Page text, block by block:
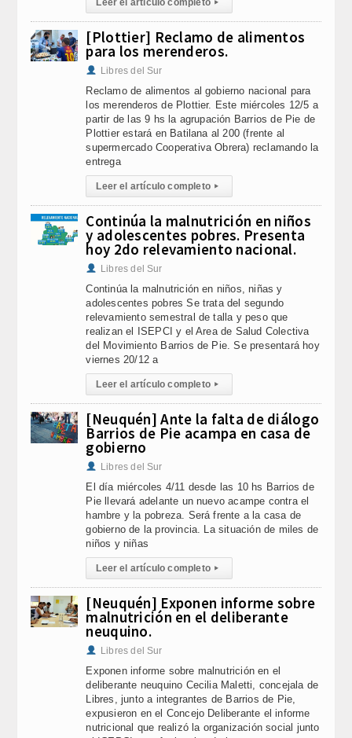
Leer el artículo completo ▸
[Plottier] Reclamo de alimentos
para los merenderos.
Libres del Sur
Reclamo de alimentos al gobierno nacional para
los merenderos de Plottier. Este miércoles 12/5 a
partir de las 9 hs la agrupación Barrios de Pie de
Plottier estará en Batilana al 200 (frente al
supermercado Cooperativa Obrera) reclamando la
entrega
Leer el artículo completo ▸
Continúa la malnutrición en niños
y adolescentes pobres. Presenta
hoy 2do relevamiento nacional.
Libres del Sur
Continúa la malnutrición en niños, niñas y
adolescentes pobres Se trata del segundo
relevamiento semestral de talla y peso que
realizan el ISEPCI y el Area de Salud Colectiva
del Movimiento Barrios de Pie. Se presentará hoy
viernes 20/12 a
Leer el artículo completo ▸
[Neuquén] Ante la falta de diálogo
Barrios de Pie acampa en casa de
gobierno
Libres del Sur
El día miércoles 4/11 desde las 10 hs Barrios de
Pie llevará adelante un nuevo acampe contra el
hambre y la pobreza. Será frente a la casa de
gobierno de la provincia. La situación de miles de
niños y niñas
Leer el artículo completo ▸
[Neuquén] Exponen informe sobre
malnutrición en el deliberante
neuquino.
Libres del Sur
Exponen informe sobre malnutrición en el
deliberante neuquino Cecilia Maletti, concejala de
Libres, junto a integrantes de Barrios de Pie,
expusieron en el Concejo Deliberante el informe
nutricional que realizó la organización social junto